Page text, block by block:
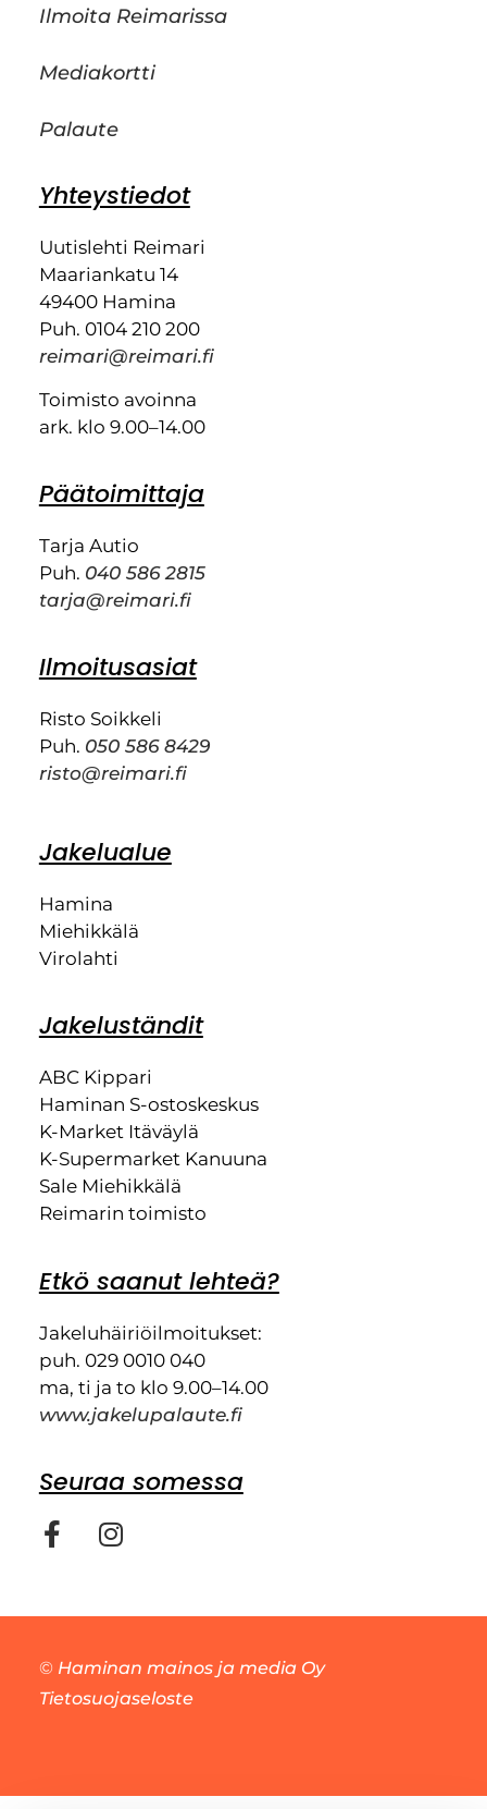
Ilmoita Reimarissa
Mediakortti
Palaute
Yhteystiedot
Uutislehti Reimari
Maariankatu 14
49400 Hamina
Puh. 0104 210 200
reimari@reimari.fi
Toimisto avoinna
ark. klo 9.00–14.00
Päätoimittaja
Tarja Autio
Puh. 040 586 2815
tarja@reimari.fi
Ilmoitusasiat
Risto Soikkeli
Puh. 050 586 8429
risto@reimari.fi
Jakelualue
Hamina
Miehikkälä
Virolahti
Jakeluständit
ABC Kippari
Haminan S-ostoskeskus
K-Market Itäväylä
K-Supermarket Kanuuna
Sale Miehikkälä
Reimarin toimisto
Etkö saanut lehteä?
Jakeluhäiriöilmoitukset:
puh. 029 0010 040
ma, ti ja to klo 9.00–14.00
www.jakelupalaute.fi
Seuraa somessa
© Haminan mainos ja media Oy
Tietosuojaseloste